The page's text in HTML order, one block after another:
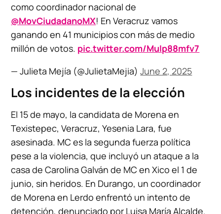
como coordinador nacional de
@MovCiudadanoMX! En Veracruz vamos
ganando en 41 municipios con más de medio
millón de votos. pic.twitter.com/MuIp88mfv7
— Julieta Mejía (@JulietaMejia)June 2, 2025
Los incidentes de la elección
El 15 de mayo, la candidata de Morena en
Texistepec, Veracruz, Yesenia Lara, fue
asesinada. MC es la segunda fuerza política
pese a la violencia, que incluyó un ataque a la
casa de Carolina Galván de MC en Xico el 1 de
junio, sin heridos. En Durango, un coordinador
de Morena en Lerdo enfrentó un intento de
detención, denunciado por Luisa María Alcalde.